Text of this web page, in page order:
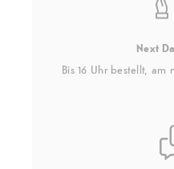
Next
Bis 16 Uhr bestellt, am